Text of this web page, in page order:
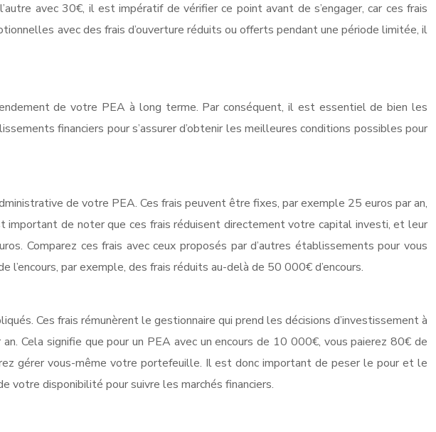
avec 30€, il est impératif de vérifier ce point avant de s’engager, car ces frais
avec des frais d’ouverture réduits ou offerts pendant une période limitée, il
de votre PEA à long terme. Par conséquent, il est essentiel de bien les
financiers pour s’assurer d’obtenir les meilleures conditions possibles pour
de votre PEA. Ces frais peuvent être fixes, par exemple 25 euros par an,
de noter que ces frais réduisent directement votre capital investi, et leur
Comparez ces frais avec ceux proposés par d’autres établissements pour vous
par exemple, des frais réduits au-delà de 50 000€ d’encours.
Ces frais rémunèrent le gestionnaire qui prend les décisions d’investissement à
Cela signifie que pour un PEA avec un encours de 10 000€, vous paierez 80€ de
gérer vous-même votre portefeuille. Il est donc important de peser le pour et le
votre disponibilité pour suivre les marchés financiers.